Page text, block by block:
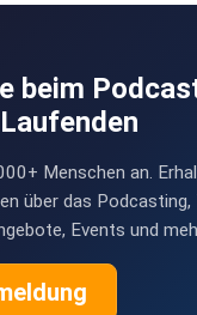
beim
Menschen an.
über das Podcasting,
Events und